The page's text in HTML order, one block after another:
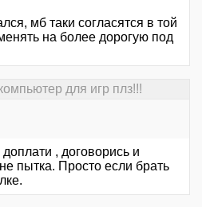
мб таки согласятся в той
на более дорогую под
для игр плз!!!
, договорись и
пытка. Просто если брать